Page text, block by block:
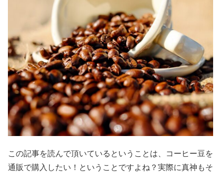
この記事を読んで頂いているということは、コーヒー豆を
通販で購入したい！ということですよね？実際に真神もそ